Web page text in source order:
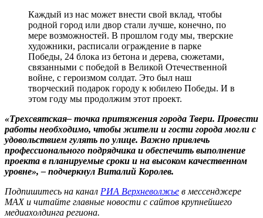
Каждый из нас может внести свой вклад, чтобы
родной город или двор стали лучше, конечно, по
мере возможностей. В прошлом году мы, тверские
художники, расписали ограждение в парке
Победы, 24 блока из бетона и дерева, сюжетами,
связанными с победой в Великой Отечественной
войне, с героизмом солдат. Это был наш
творческий подарок городу к юбилею Победы. И в
этом году мы продолжим этот проект.
«Трехсвятская– точка притяжения города Твери. Провести
работы необходимо, чтобы жители и гости города могли с
удовольствием гулять по улице. Важно привлечь
профессионального подрядчика и обеспечить выполнение
проекта в планируемые сроки и на высоком качественном
уровне», – подчеркнул Виталий Королев.
Подпишитесь на канал РИА Верхневолжье в мессенджере
MAX и читайте главные новости с сайтов крупнейшего
медиахолдинга региона.